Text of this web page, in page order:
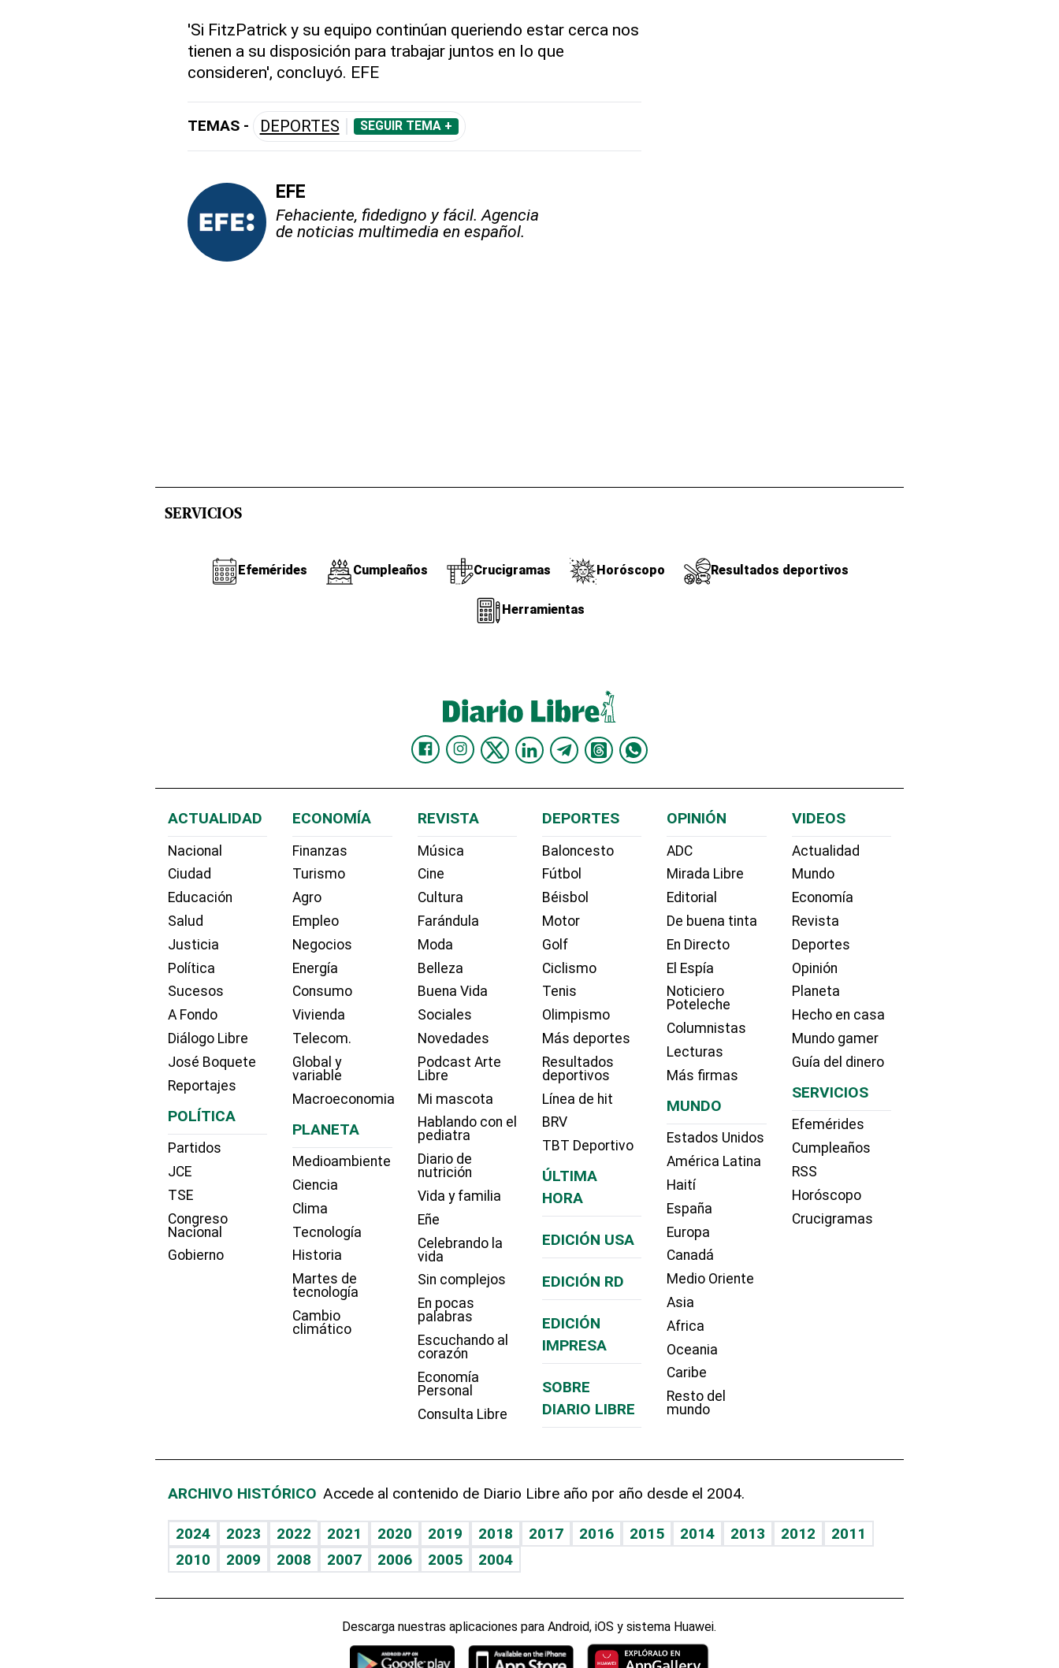
'Si FitzPatrick y su equipo continúan queriendo estar cerca nos
tienen a su disposición para trabajar juntos en lo que
consideren', concluyó. EFE
TEMAS - DEPORTES SEGUIR TEMA +
EFE
Fehaciente, fidedigno y fácil. Agencia
de noticias multimedia en español.
SERVICIOS
Efemérides Cumpleaños Crucigramas Horóscopo Resultados deportivos
Herramientas
ACTUALIDAD
Nacional
Ciudad
Educación
Salud
Justicia
Política
Sucesos
A Fondo
Diálogo Libre
José Boquete
Reportajes
POLÍTICA
Partidos
JCE
TSE
Congreso
Nacional
Gobierno
ECONOMÍA
Finanzas
Turismo
Agro
Empleo
Negocios
Energía
Consumo
Vivienda
Telecom.
Global y
variable
Macroeconomia
PLANETA
Medioambiente
Ciencia
Clima
Tecnología
Historia
Martes de
tecnología
Cambio
climático
REVISTA
Música
Cine
Cultura
Farándula
Moda
Belleza
Buena Vida
Sociales
Novedades
Podcast Arte
Libre
Mi mascota
Hablando con el
pediatra
Diario de
nutrición
Vida y familia
Eñe
Celebrando la
vida
Sin complejos
En pocas
palabras
Escuchando al
corazón
Economía
Personal
Consulta Libre
DEPORTES
Baloncesto
Fútbol
Béisbol
Motor
Golf
Ciclismo
Tenis
Olimpismo
Más deportes
Resultados
deportivos
Línea de hit
BRV
TBT Deportivo
ÚLTIMA
HORA
EDICIÓN USA
EDICIÓN RD
EDICIÓN
IMPRESA
SOBRE
DIARIO LIBRE
OPINIÓN
ADC
Mirada Libre
Editorial
De buena tinta
En Directo
El Espía
Noticiero
Poteleche
Columnistas
Lecturas
Más firmas
MUNDO
Estados Unidos
América Latina
Haití
España
Europa
Canadá
Medio Oriente
Asia
Africa
Oceania
Caribe
Resto del
mundo
VIDEOS
Actualidad
Mundo
Economía
Revista
Deportes
Opinión
Planeta
Hecho en casa
Mundo gamer
Guía del dinero
SERVICIOS
Efemérides
Cumpleaños
RSS
Horóscopo
Crucigramas
ARCHIVO HISTÓRICO Accede al contenido de Diario Libre año por año desde el 2004.
2024 2023 2022 2021 2020 2019 2018 2017 2016 2015 2014 2013 2012
2011
2010
2009 2008 2007 2006 2005 2004
Descarga nuestras aplicaciones para Android, iOS y sistema Huawei.